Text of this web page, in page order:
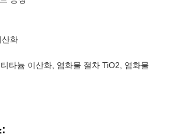
산화
타늄 이산화, 염화물 절차 TiO2, 염화물